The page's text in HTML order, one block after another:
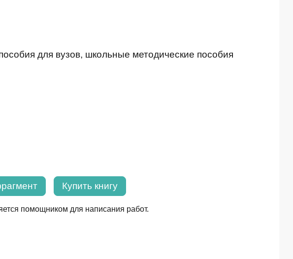
для вузов, школьные методические пособия
Купить книгу
помощником для написания работ.